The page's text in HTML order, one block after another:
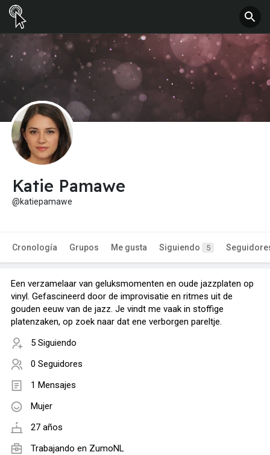
Katie Pamawe
@katiepamawe
Cronología Grupos Me gusta Siguiendo 5
Een verzamelaar van geluksmomenten en oude jazzplaten op
vinyl. Gefascineerd door de improvisatie en ritmes uit de
gouden eeuw van de jazz. Je vindt me vaak in stoffige
platenzaken, op zoek naar dat ene verborgen pareltje.
5 Siguiendo
0 Seguidores
1 Mensajes
Mujer
27 años
Trabajando en ZumoNL